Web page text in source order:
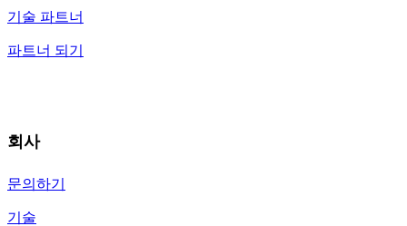
기술 파트너
파트너 되기
회사
문의하기
기술